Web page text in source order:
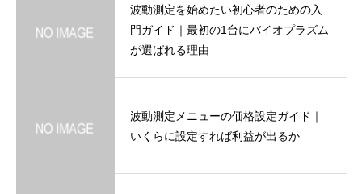
波動測定を始めたい初心者のための入
門ガイド｜最初の1台にバイオプラズム
が選ばれる理由
波動測定メニューの価格設定ガイド｜
いくらに設定すれば利益が出るか